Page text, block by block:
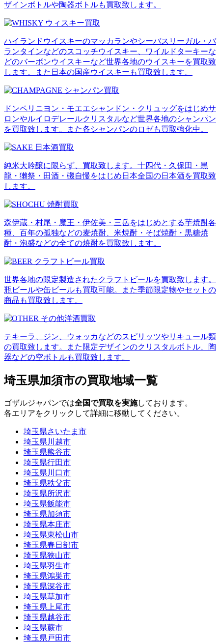
ザインボトルや陶器ボトルも買取致します。
ハイランドウイスキーのマッカランやシーバスリーガル・バ
ランタインなどのスコッチウイスキー、ワイルドターキーな
どのバーボンウイスキーなど世界各地のウイスキーを買取致
します。また日本の国産ウイスキーも買取致します。
ドンペリニヨン・モエエシャンドン・クリュッグをはじめサ
ロンやルイロデレールクリスタルなど世界各地のシャンパン
を買取致します。また各シャンパンのロゼも買取強化中。
純米大吟醸に限らず、買取致します。十四代・久保田・黒
龍・獺祭・田酒・磯自慢をはじめ日本全国の日本酒を買取致
します。
森伊蔵・村尾・魔王・伊佐美・三岳をはじめとする芋焼酎各
種、百年の孤独などの麦焼酎、米焼酎・そば焼酎・黒糖焼
酎・泡盛などの全ての焼酎を買取致します。
世界各地の限定製造されたクラフトビールを買取致します。
瓶ビールや缶ビールも買取可能。また季節限定物やセットの
商品も買取致します。
テキーラ、ジン、ウォッカなどのスピリッツやリキュール類
の買取致します。また限定デザインのクリスタルボトル、陶
器などの空ボトルも買取致します。
埼玉県加須市の買取地域一覧
ゴザルジャパンでは全国で買取を実施しております。
各エリアをクリックして詳細に移動してください。
埼玉県さいたま市
埼玉県川越市
埼玉県熊谷市
埼玉県行田市
埼玉県川口市
埼玉県秩父市
埼玉県所沢市
埼玉県飯能市
埼玉県加須市
埼玉県本庄市
埼玉県東松山市
埼玉県春日部市
埼玉県狭山市
埼玉県羽生市
埼玉県鴻巣市
埼玉県深谷市
埼玉県草加市
埼玉県上尾市
埼玉県越谷市
埼玉県蕨市
埼玉県戸田市